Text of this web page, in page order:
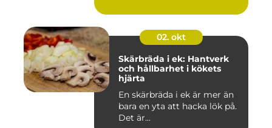
02. okt
Skärbräda i ek: Hantverk
och hållbarhet i kökets
hjärta
En skärbräda i ek är mer än
bara en yta att hacka lök på.
Det är...